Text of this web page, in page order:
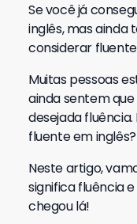
Se você já
inglês, mas ainda
considerar
Muitas pessoas
ainda sentem
desejada fluência.
fluente em inglês?
Neste artigo,
significa fluência
chegou lá!